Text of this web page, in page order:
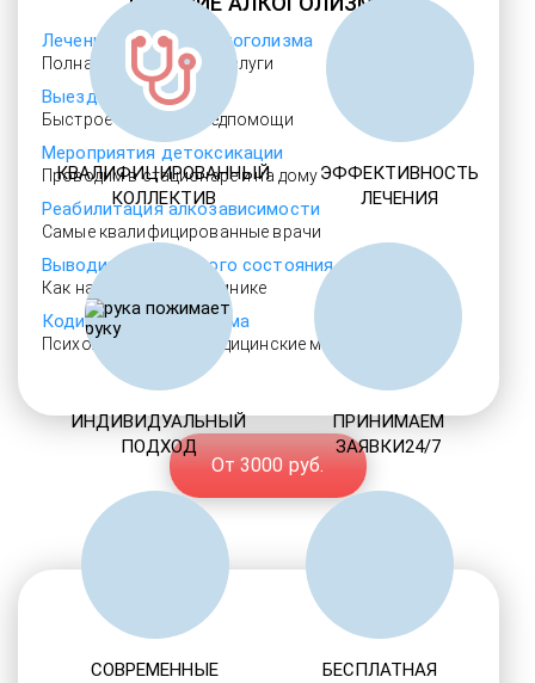
Лечение женского алкоголизма
Полная анонимность услуги
Выезд нарколога 24/7
Быстрое прибытие медпомощи
Мероприятия детоксикации
Проводим в стационаре и на дому
Реабилитация алкозависимости
Самые квалифицированные врачи
Выводим из запойного состояния
Как на дому, так и в клинике
Кодировка алкоголизма
Психологические и медицинские методы
От 3000 руб.
КВАЛИФИЦИРОВАННЫЙ
КОЛЛЕКТИВ
ЭФФЕКТИВНОСТЬ
ЛЕЧЕНИЯ
ИНДИВИДУАЛЬНЫЙ
ПОДХОД
ПРИНИМАЕМ
ЗАЯВКИ24/7
СОВРЕМЕННЫЕ
БЕСПЛАТНАЯ